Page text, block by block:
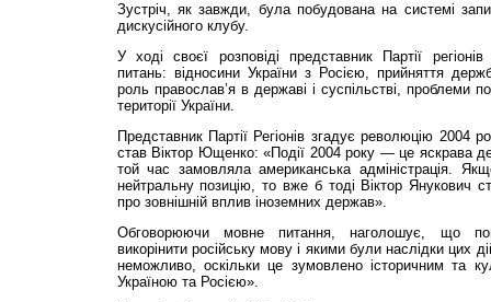
Зустріч, як завжди, була побудована на системі
дискусійного клубу.
У ході своєї розповіді представник Партії
питань: відносини України з Росією, прийняття
роль православ’я в державі і суспільстві, проблеми
території України.
Представник Партії Регіонів згадує революцію 2004
став Віктор Ющенко: «Події 2004 року — це яскрава
той час замовляла американська адміністрація.
нейтральну позицію, то вже б тоді Віктор Янукович
про зовнішній вплив іноземних держав».
Обговорюючи мовне питання, наголошує, що
викорінити російську мову і якими були наслідки цих
неможливо, оскільки це зумовлено історичним та
Україною та Росією».